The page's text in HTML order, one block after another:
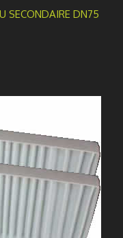
SECONDAIRE DN75